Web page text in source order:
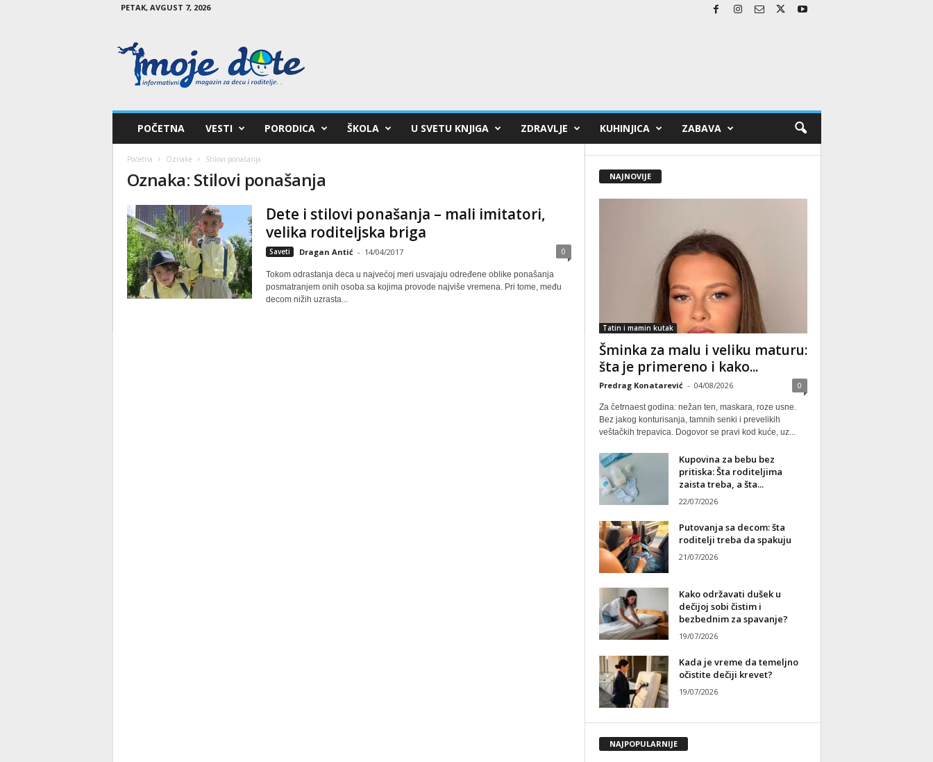
PETAK, AVGUST 7, 2026
o
POČETNA VESTI PORODICA ŠKOLA U SVETU KNJIGA ZDRAVLJE KUHINJICA ZABAVA
Početna Oznake Stilovi ponašanja
Oznaka: Stilovi ponašanja
Dete i stilovi ponašanja – mali imitatori,
velika roditeljska briga
Saveti Dragan Antić - 14/04/2017 0
Tokom odrastanja deca u najvećoj meri usvajaju određene oblike ponašanja
posmatranjem onih osoba sa kojima provode najviše vremena. Pri tome, među
decom nižih uzrasta...
NAJNOVIJE
Tatin i mamin kutak
Šminka za malu i veliku maturu:
šta je primereno i kako...
Predrag Konatarević - 04/08/2026 0
Za četrnaest godina: nežan ten, maskara, roze usne.
Bez jakog konturisanja, tamnih senki i prevelikih
veštačkih trepavica. Dogovor se pravi kod kuće, uz...
Kupovina za bebu bez
pritiska: Šta roditeljima
zaista treba, a šta...
22/07/2026
Putovanja sa decom: šta
roditelji treba da spakuju
21/07/2026
Kako održavati dušek u
dečijoj sobi čistim i
bezbednim za spavanje?
19/07/2026
Kada je vreme da temeljno
očistite dečiji krevet?
19/07/2026
NAJPOPULARNIJE